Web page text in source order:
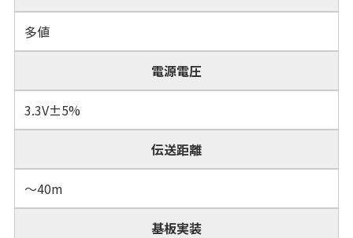
多値
電源電圧
3.3V±5%
伝送距離
～40m
基板実装